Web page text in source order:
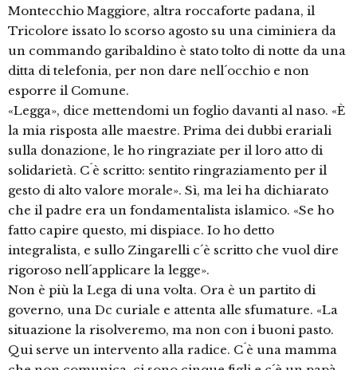
Montecchio Maggiore, altra roccaforte padana, il
Tricolore issato lo scorso agosto su una ciminiera da
un commando garibaldino è stato tolto di notte da una
ditta di telefonia, per non dare nell´occhio e non
esporre il Comune.
«Legga», dice mettendomi un foglio davanti al naso. «È
la mia risposta alle maestre. Prima dei dubbi erariali
sulla donazione, le ho ringraziate per il loro atto di
solidarietà. C´è scritto: sentito ringraziamento per il
gesto di alto valore morale». Sì, ma lei ha dichiarato
che il padre era un fondamentalista islamico. «Se ho
fatto capire questo, mi dispiace. Io ho detto
integralista, e sullo Zingarelli c´è scritto che vuol dire
rigoroso nell´applicare la legge».
Non è più la Lega di una volta. Ora è un partito di
governo, una Dc curiale e attenta alle sfumature. «La
situazione la risolveremo, ma non con i buoni pasto.
Qui serve un intervento alla radice. C´è una mamma